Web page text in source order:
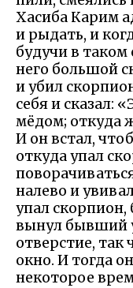
Хасиба Карим
и рыдать, и
будучи в таком
него большой
и убил
себя и сказал:
мёдом; откуда
И он встал,
откуда упал
налево и
упал скорпион,
вынул бывший
отверстие, так
окно. И тогда
некоторое